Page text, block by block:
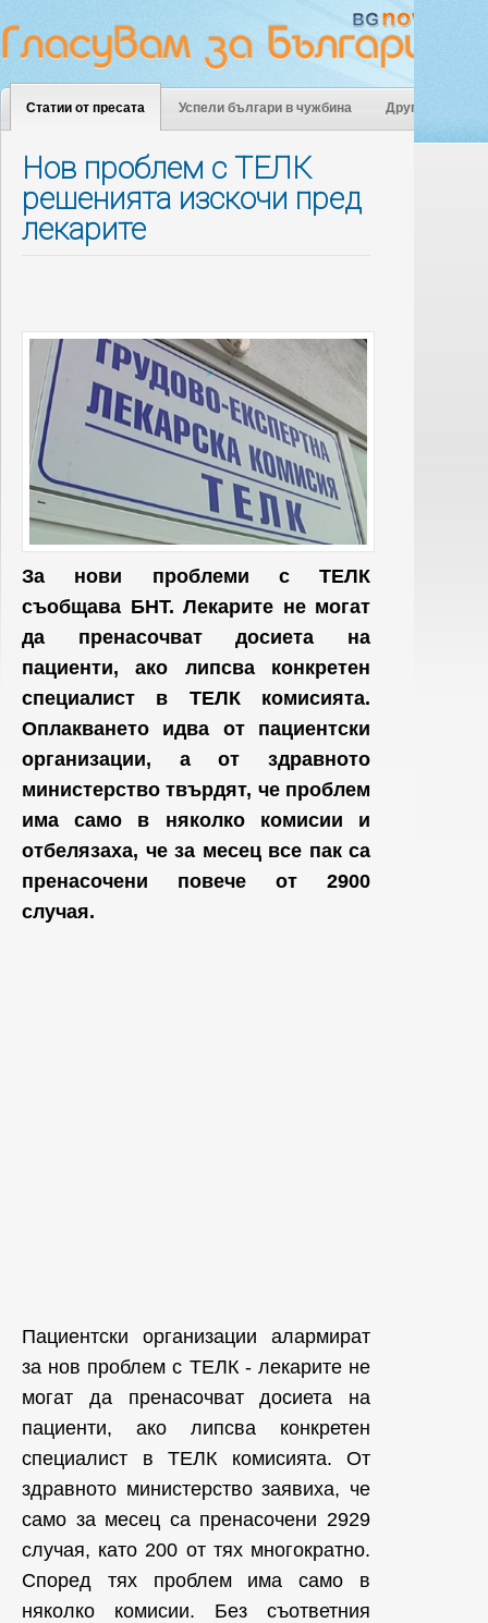
Статии от пресата Успели българи в чужбина Други
Нов проблем с ТЕЛК
решенията изскочи пред
лекарите
За нови проблеми с ТЕЛК
съобщава БНТ. Лекарите не могат
да пренасочват досиета на
пациенти, ако липсва конкретен
специалист в ТЕЛК комисията.
Оплакването идва от пациентски
организации, а от здравното
министерство твърдят, че проблем
има само в няколко комисии и
отбелязаха, че за месец все пак са
пренасочени повече от 2900
случая.
Пациентски организации алармират
за нов проблем с ТЕЛК - лекарите не
могат да пренасочват досиета на
пациенти, ако липсва конкретен
специалист в ТЕЛК комисията. От
здравното министерство заявиха, че
само за месец са пренасочени 2929
случая, като 200 от тях многократно.
Според тях проблем има само в
няколко комисии. Без съответния